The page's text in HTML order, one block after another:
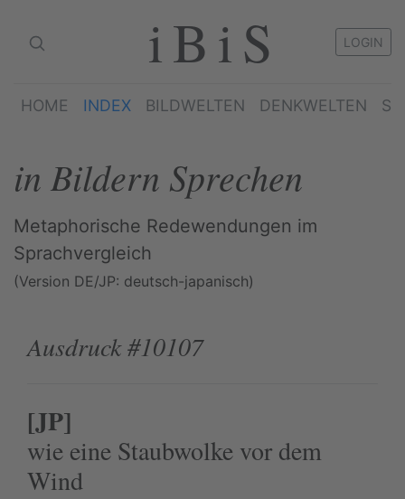
iBiS LOGIN
HOME INDEX BILDWELTEN DENKWELTEN
in Bildern Sprechen
Metaphorische Redewendungen im
Sprachvergleich
(Version DE/JP: deutsch-japanisch)
Ausdruck #10107
[JP]
wie eine Staubwolke vor dem
Wind